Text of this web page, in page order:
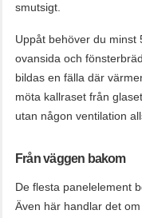
smutsigt.
Uppåt behöver du minst
ovansida och
bildas en fälla där
möta kallraset från
utan någon ventilation
Från väggen bakom
De flesta panelelement
Även här handlar det